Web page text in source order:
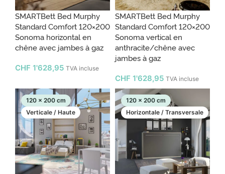
SMARTBett Bed Murphy
Standard Comfort 120×200
Sonoma horizontal en
chêne avec jambes à gaz
CHF 1'628,95 TVA incluse
SMARTBett Bed Murphy
Standard Comfort 120×200
Sonoma vertical en
anthracite/chêne avec
jambes à gaz
CHF 1'628,95 TVA incluse
120 x 200 cm
Verticale / Haute
120 x 200 cm
Horizontale / Transversale